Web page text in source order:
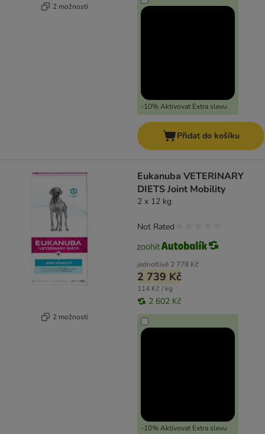
2 možností
-10% Aktivovat Extra slevu
Přidat do košíku
2 možností
Eukanuba VETERINARY
DIETS Joint Mobility
2 x 12 kg
jednotlivě 2 778 Kč
2 739 Kč
114 Kč / kg
2 602 Kč
-10% Aktivovat Extra slevu
Not Rated